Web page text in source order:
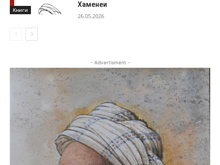
Книги
Хаменеи
26.05.2026
- Advertisment -